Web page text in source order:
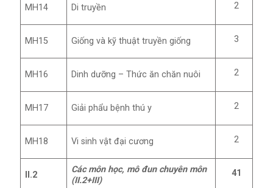
MH14 Di truyền 2
MH15 Giống và kỹ thuật truyền giống 3
MH16 Dinh dưỡng – Thức ăn chăn nuôi 2
MH17 Giải phẩu bệnh thú y 2
MH18 Vi sinh vật đại cương 2
II.2
Các môn học, mô đun chuyên môn
(II.2+III)
41